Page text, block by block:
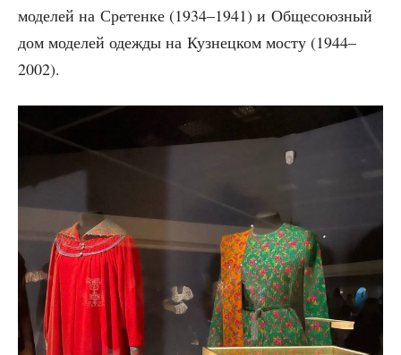
моде­лей на Сре­тен­ке (1934–1941) и Обще­со­юз­ный
дом моде­лей одеж­ды на Куз­нец­ком мосту (1944–
2002).